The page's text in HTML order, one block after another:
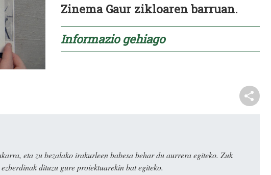
Zinema Gaur zikloaren barruan.
Informazio gehiago
eta zu bezalako irakurleen babesa behar du aurrera egiteko. Zuk
dituzu gure proiektuarekin bat egiteko.